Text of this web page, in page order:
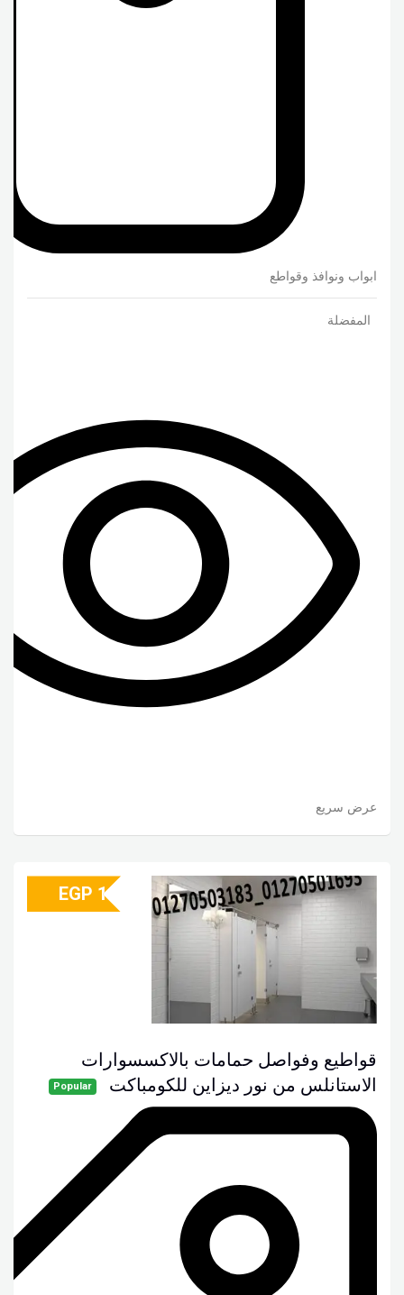
ابواب ونوافذ وقواطع
المفضلة
عرض سريع
قواطيع وفواصل حمامات بالاكسسوارات
الاستانلس من نور ديزاين للكومباكت
Popular
EGP 1